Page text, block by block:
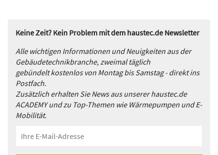
Keine Zeit? Kein Problem mit dem haustec.de Newsletter
Alle wichtigen Informationen und Neuigkeiten aus der
Gebäudetechnikbranche, zweimal täglich
gebündelt kostenlos von Montag bis Samstag - direkt ins
Postfach.
Zusätzlich erhalten Sie News aus unserer haustec.de
ACADEMY und zu Top-Themen wie Wärmepumpen und E-
Mobilität.